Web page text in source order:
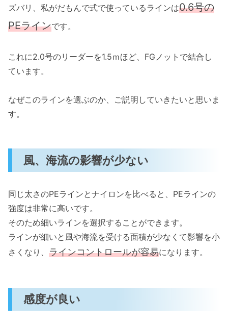
ズバリ、私がだもんで式で使っているラインは0.6号の
PEラインです。
これに2.0号のリーダーを1.5ｍほど、FGノットで結合し
ています。
なぜこのラインを選ぶのか、ご説明していきたいと思いま
す。
風、海流の影響が少ない
同じ太さのPEラインとナイロンを比べると、PEラインの
強度は非常に高いです。
そのため細いラインを選択することができます。
ラインが細いと風や海流を受ける面積が少なくて影響を小
さくなり、 ラインコントロールが容易になります。
感度が良い